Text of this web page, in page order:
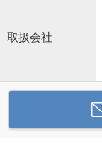
取扱会社